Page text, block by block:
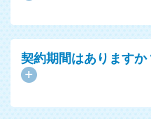
契約期間はありますか